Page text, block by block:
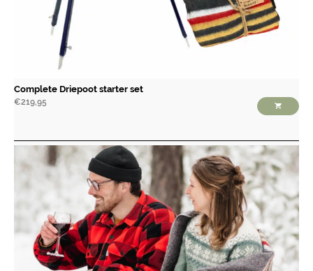
Complete Driepoot starter set
€219,95